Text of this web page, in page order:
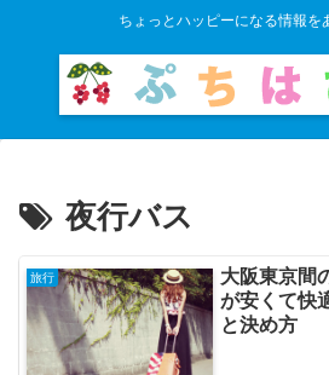
ちょっとハッピーになる情報を
夜行バス
旅行
大阪東京間
が安くて快
と決め方